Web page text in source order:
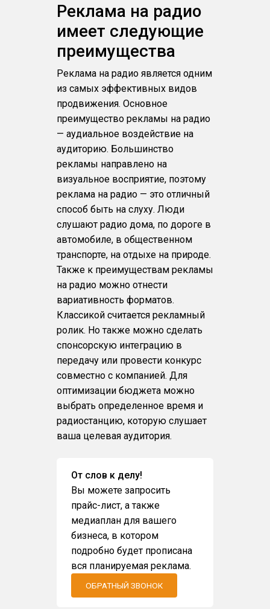
Реклама на радио
имеет следующие
преимущества
Реклама на радио является одним
из самых эффективных видов
продвижения. Основное
преимущество рекламы на радио
— аудиальное воздействие на
аудиторию. Большинство
рекламы направлено на
визуальное восприятие, поэтому
реклама на радио — это отличный
способ быть на слуху. Люди
слушают радио дома, по дороге в
автомобиле, в общественном
транспорте, на отдыхе на природе.
Также к преимуществам рекламы
на радио можно отнести
вариативность форматов.
Классикой считается рекламный
ролик. Но также можно сделать
спонсорскую интеграцию в
передачу или провести конкурс
совместно с компанией. Для
оптимизации бюджета можно
выбрать определенное время и
радиостанцию, которую слушает
ваша целевая аудитория.
От слов к делу!
Вы можете запросить
прайс-лист, а также
медиаплан для вашего
бизнеса, в котором
подробно будет прописана
вся планируемая реклама.
ОБРАТНЫЙ ЗВОНОК